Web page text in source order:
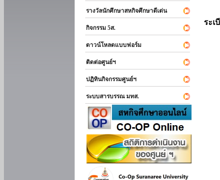
รางวัลนักศึกษาสหกิจศึกษาดีเด่น
กิจกรรม 5ส.
ดาวน์โหลดแบบฟอร์ม
ติดต่อศูนย์ฯ
ปฏิทินกิจกรรมศูนย์ฯ
ระบบสารบรรณ มทส.
ระเ